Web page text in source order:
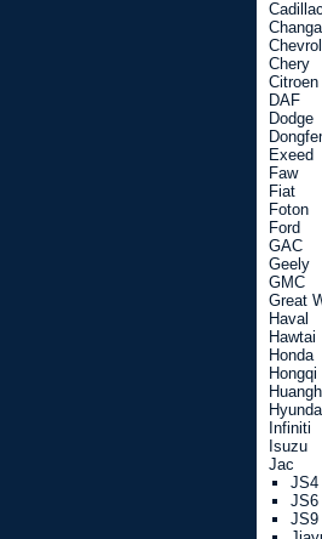
Cadillac
Chery
Citroen
DAF
Dodge
Exeed
Faw
Fiat
Foton
Ford
GAC
Geely
GMC
Great
Haval
Hawtai
Honda
Hongqi
Infiniti
Isuzu
Jac
JS4
JS6
JS9